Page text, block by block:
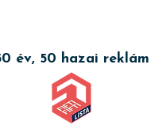
év, 50 hazai reklám